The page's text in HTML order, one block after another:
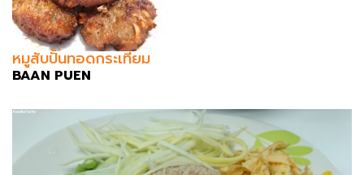
หมูสับปั้นทอดกระเทียม
BAAN PUEN